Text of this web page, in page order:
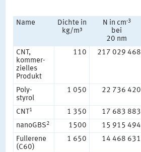
Name
Dichte in
kg/m³
N in cm-3
bei
20 nm
CNT,
kommer-
zielles
Produkt
110 217 029 468
Poly-
styrol
1 050 22 736 420
CNT1 1 350 17 683 883
nanoGBS2 1500 15 915 494
Fullerene
(C60)
1 650 14 468 631